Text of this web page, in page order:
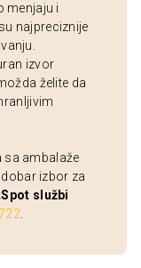
menjaju i
najpreciznije
izvor
želite da
sa ambalaže
izbor za
službi